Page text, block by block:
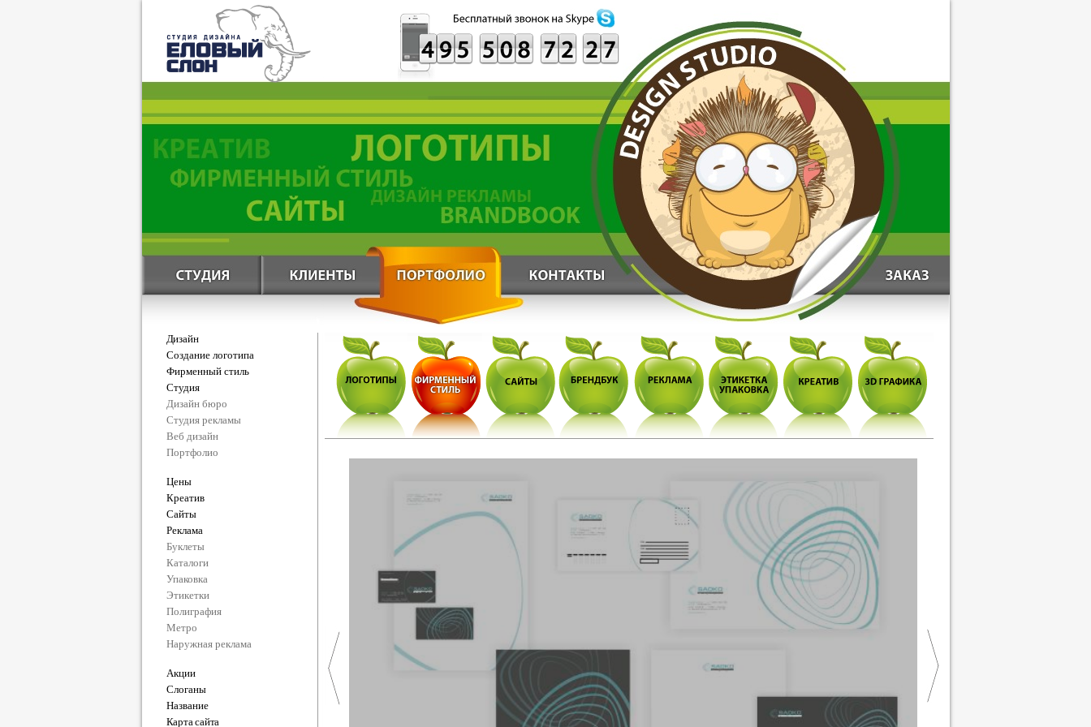
Дизайн
Создание логотипа
Фирменный стиль
Студия
Дизайн бюро
Студия рекламы
Веб дизайн
Портфолио
Цены
Креатив
Сайты
Реклама
Буклеты
Каталоги
Упаковка
Этикетки
Полиграфия
Метро
Наружная реклама
Акции
Слоганы
Название
Карта сайта